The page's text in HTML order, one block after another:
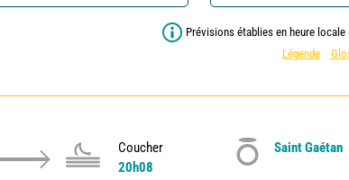
Prévisions établies en heure
Légende
Coucher
20h08
Saint Gaétan